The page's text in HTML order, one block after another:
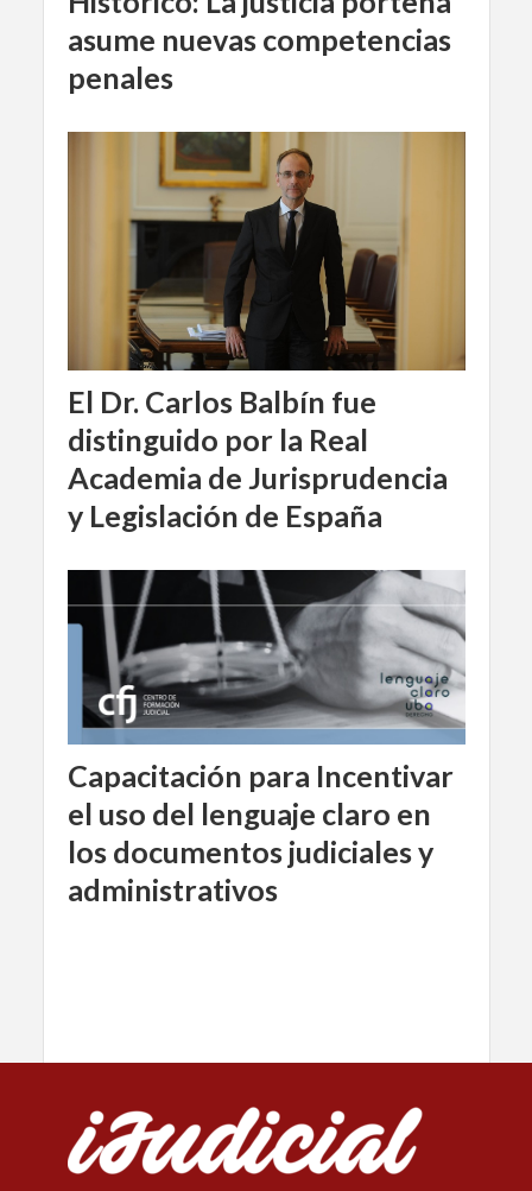
asume nuevas competencias
penales
El Dr. Carlos Balbín fue
distinguido por la Real
Academia de Jurisprudencia
y Legislación de España
Capacitación para Incentivar
el uso del lenguaje claro en
los documentos judiciales y
administrativos